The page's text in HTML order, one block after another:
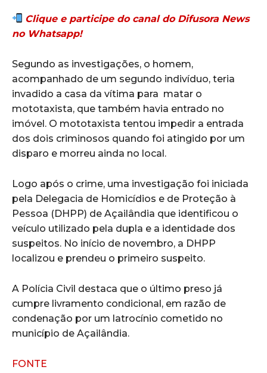
Clique e participe do canal do Difusora News
no Whatsapp!
Segundo as investigações, o homem,
acompanhado de um segundo indivíduo, teria
invadido a casa da vítima para matar o
mototaxista, que também havia entrado no
imóvel. O mototaxista tentou impedir a entrada
dos dois criminosos quando foi atingido por um
disparo e morreu ainda no local.
Logo após o crime, uma investigação foi iniciada
pela Delegacia de Homicídios e de Proteção à
Pessoa (DHPP) de Açailândia que identificou o
veículo utilizado pela dupla e a identidade dos
suspeitos. No início de novembro, a DHPP
localizou e prendeu o primeiro suspeito.
A Polícia Civil destaca que o último preso já
cumpre livramento condicional, em razão de
condenação por um latrocínio cometido no
município de Açailândia.
FONTE